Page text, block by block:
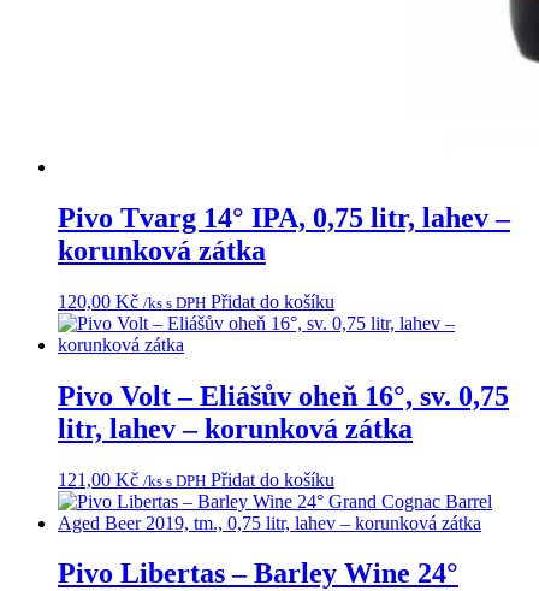
Pivo Tvarg 14° IPA, 0,75 litr, lahev –
korunková zátka
120,00 Kč /ks s DPH Přidat do košíku
Pivo Volt – Eliášův oheň 16°, sv. 0,75
litr, lahev – korunková zátka
121,00 Kč /ks s DPH Přidat do košíku
Pivo Libertas – Barley Wine 24°